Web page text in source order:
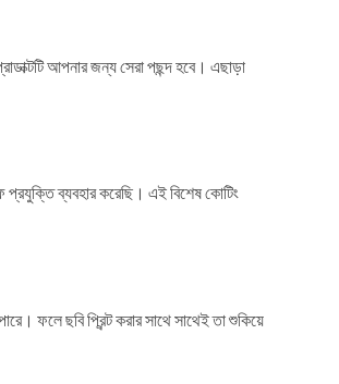
আপনার জন্য সেরা পছন্দ হবে। এছাড়া
প্রযুক্তি ব্যবহার করেছি। এই বিশেষ কোটিং
ফলে ছবি প্রিন্ট করার সাথে সাথেই তা শুকিয়ে